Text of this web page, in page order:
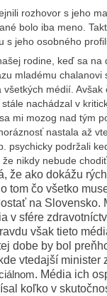
rozhovor s jeho
bolo iba meno.
jeho osobného
rodine, keď sa na
mladému chalanovi
médií.
nachádzal v
mi mozog nad tým
nastala až
psychicky podržali
nikdy nebude chodiť
že ako dokážu
tom čo všetko
na Slovensko.
v sfére
však tieto
dobe by bol
vtedajší minister
. Média ich
koľko v